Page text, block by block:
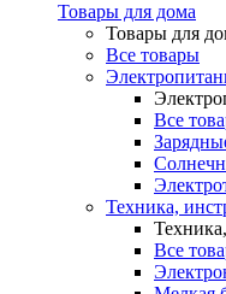
Товары для дома
Товары для
Все товары
Все
Техника,
Все